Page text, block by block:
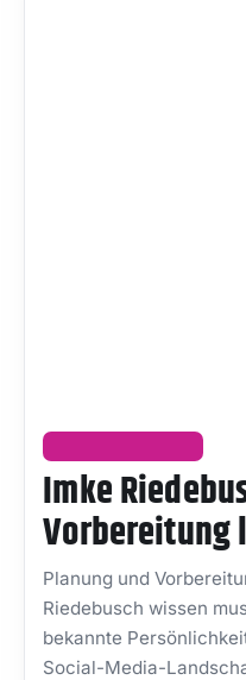
Imke
Vorbereitung
Planung und
Riedebusch wissen
bekannte
Social-Media-